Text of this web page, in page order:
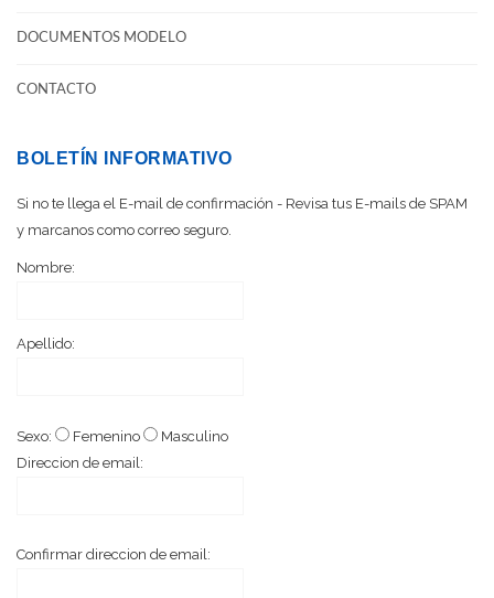
DOCUMENTOS MODELO
CONTACTO
BOLETÍN INFORMATIVO
Si no te llega el E-mail de confirmación - Revisa tus E-mails de SPAM
y marcanos como correo seguro.
Nombre:
Apellido:
Sexo: Femenino
Masculino
Direccion de email:
Confirmar direccion de email: